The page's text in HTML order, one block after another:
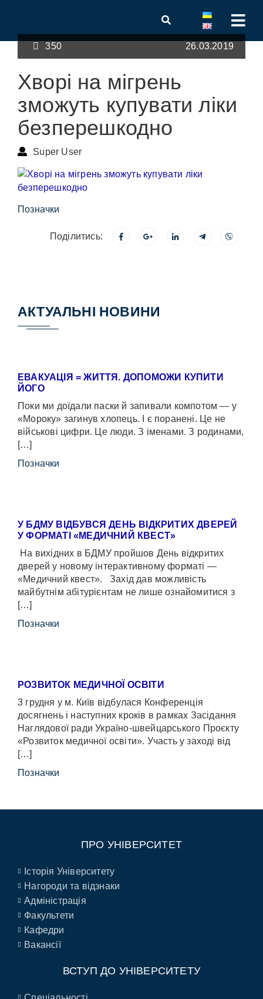
350 26.03.2019
Хворі на мігрень
зможуть купувати ліки
безперешкодно
Super User
Позначки
Поділитись:
АКТУАЛЬНІ НОВИНИ
ЕВАКУАЦІЯ = ЖИТТЯ. ДОПОМОЖИ КУПИТИ
ЙОГО
Поки ми доїдали паски й запивали компотом — у
«Мороку» загинув хлопець. І є поранені. Це не
військові цифри. Це люди. З іменами. З родинами,
[…]
Позначки
У БДМУ ВІДБУВСЯ ДЕНЬ ВІДКРИТИХ ДВЕРЕЙ
У ФОРМАТІ «МЕДИЧНИЙ КВЕСТ»
На вихідних в БДМУ пройшов День відкритих
дверей у новому інтерактивному форматі —
«Медичний квест». Захід дав можливість
майбутнім абітурієнтам не лише ознайомитися з
[…]
Позначки
РОЗВИТОК МЕДИЧНОЇ ОСВІТИ
3 грудня у м. Київ відбулася Конференція
досягнень і наступних кроків в рамках Засідання
Наглядової ради Україно-швейцарського Проєкту
«Розвиток медичної освіти». Участь у заході від
[…]
Позначки
ПРО УНІВЕРСИТЕТ
Історія Університету
Нагороди та відзнаки
Адміністрація
Факультети
Кафедри
Вакансії
ВСТУП ДО УНІВЕРСИТЕТУ